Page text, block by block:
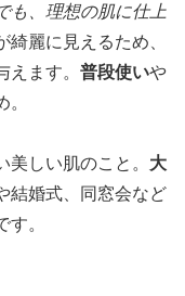
も、理想の肌に仕上
麗に見えるため、
ます。 普段使いや
しい肌のこと。 大
結婚式、同窓会など
。